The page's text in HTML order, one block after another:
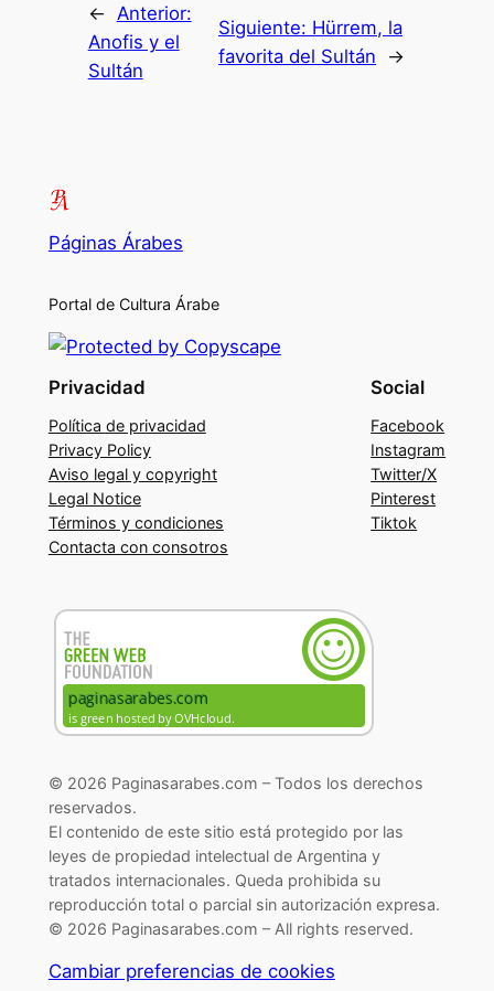
←
Anterior:
Anofis y el
Sultán
Siguiente: Hürrem, la
favorita del Sultán
→
Páginas Árabes
Portal de Cultura Árabe
Privacidad
Política de privacidad
Privacy Policy
Aviso legal y copyright
Legal Notice
Términos y condiciones
Contacta con consotros
Social
Facebook
Instagram
Twitter/X
Pinterest
Tiktok
© 2026 Paginasarabes.com – Todos los derechos
reservados.
El contenido de este sitio está protegido por las
leyes de propiedad intelectual de Argentina y
tratados internacionales. Queda prohibida su
reproducción total o parcial sin autorización expresa.
© 2026 Paginasarabes.com – All rights reserved.
Cambiar preferencias de cookies